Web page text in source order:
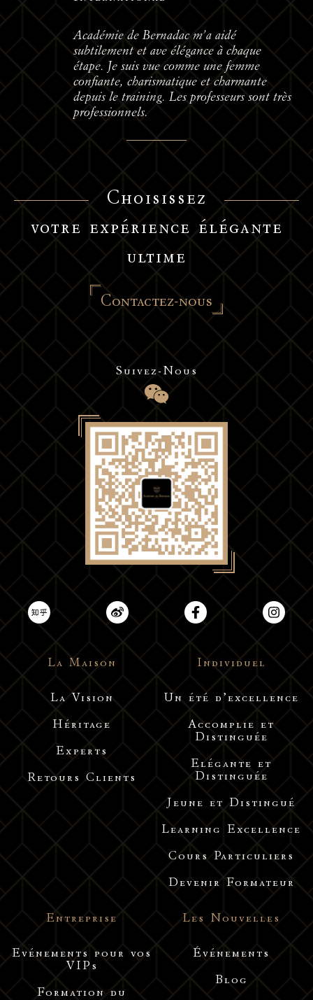
Académie de Bernadac m’a aidé
subtilement et ave élégance à chaque
étape. Je suis vue comme une femme
confiante, charismatique et charmante
depuis le training. Les professeurs sont très
professionnels.
Choisissez
votre expérience élégante
ultime
Contactez-nous
Suivez-Nous
La Maison
La Vision
Héritage
Experts
Retours Clients
Individuel
Un été d’excellence
Accomplie et
Distinguée
Elégante et
Distinguée
Jeune et Distingué
Learning Excellence
Cours Particuliers
Devenir Formateur
Entreprise
Evénements pour vos
VIPs
Formation du
Les Nouvelles
Événements
Blog